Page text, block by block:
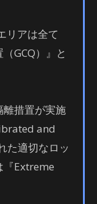
リアは全て
GCQ）』と
離措置が実施
and
た適切なロッ
『Extreme